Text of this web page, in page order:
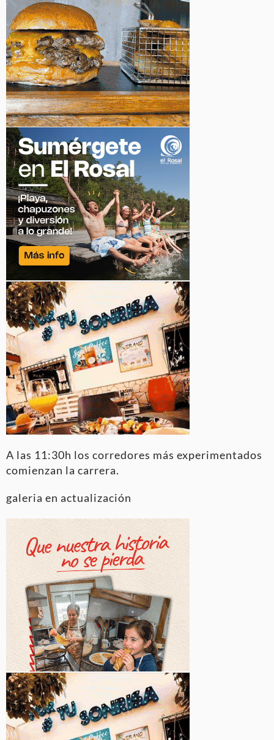
A las 11:30h los corredores más experimentados
comienzan la carrera.
galeria en actualización